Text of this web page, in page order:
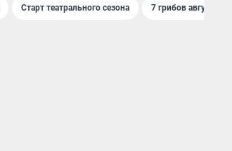
Старт театрального сезона 7 грибов августа